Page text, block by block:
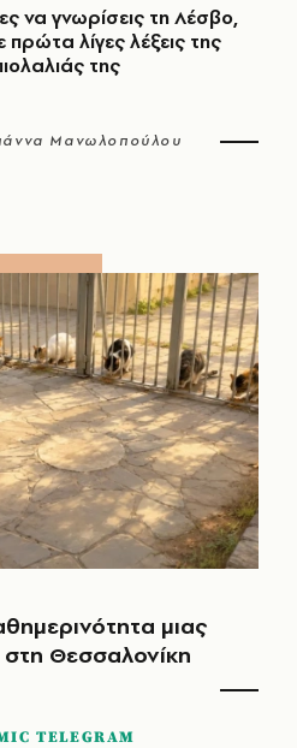
να γνωρίσεις τη Λέσβο,
πρώτα λίγες λέξεις της
της
Μανωλοπούλου
μιας
στη Θεσσαλονίκη
TELEGRAM